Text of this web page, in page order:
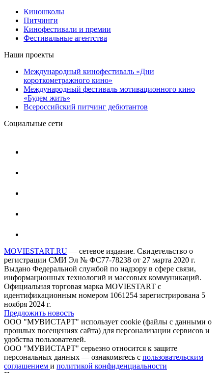
Киношколы
Питчинги
Кинофестивали и премии
Фестивальные агентства
Наши проекты
Международный кинофестиваль «Дни
короткометражного кино»
Международный фестиваль мотивационного кино
«Будем жить»
Всероссийский питчинг дебютантов
Социальные сети
MOVIESTART.RU — сетевое издание. Свидетельство о
регистрации СМИ Эл № ФС77-78238 от 27 марта 2020 г.
Выдано Федеральной службой по надзору в сфере связи,
информационных технологий и массовых коммуникаций.
Официальная торговая марка MOVIESTART с
идентификационным номером 1061254 зарегистрирована 5
ноября 2024 г.
Предложить новость
ООО "МУВИСТАРТ" использует cookie (файлы с данными о
прошлых посещениях сайта) для персонализации сервисов и
удобства пользователей.
ООО "МУВИСТАРТ" серьезно относится к защите
персональных данных — ознакомьтесь с пользовательским
соглашением и политикой конфиденциальности